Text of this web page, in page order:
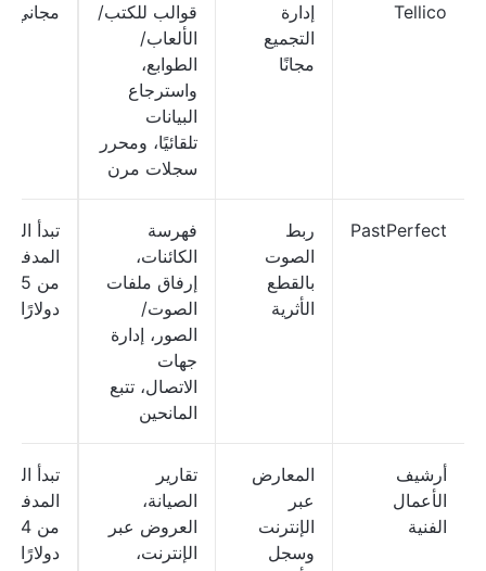
Tellico
إدارة
التجميع
مجانًا
قوالب للكتب/
الألعاب/
الطوابع،
واسترجاع
البيانات
تلقائيًا، ومحرر
سجلات مرن
مجاني
PastPerfect
ربط
الصوت
بالقطع
الأثرية
فهرسة
الكائنات،
إرفاق ملفات
الصوت/
الصور، إدارة
جهات
الاتصال، تتبع
المانحين
تبدأ
من 745
دولارًا
أرشيف
الأعمال
الفنية
المعارض
عبر
الإنترنت
وسجل
تقارير
الصيانة،
العروض عبر
الإنترنت،
تبدأ
من 34
دولارًا